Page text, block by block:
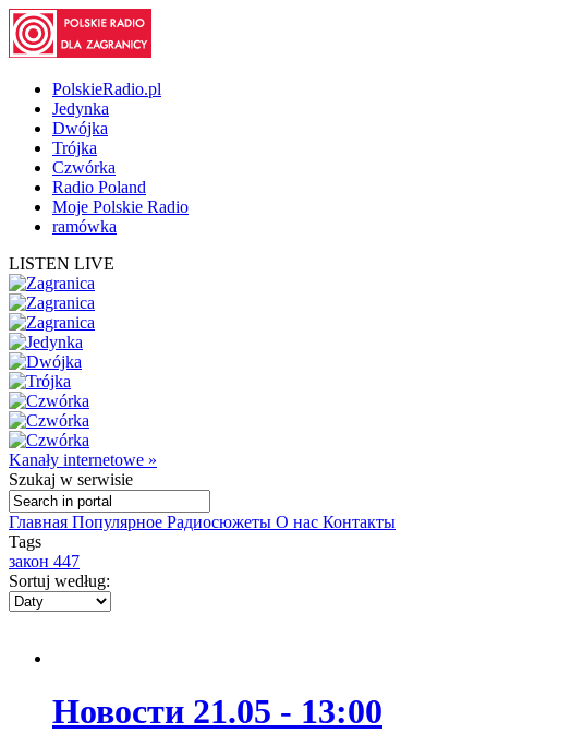
PolskieRadio.pl
Jedynka
Dwójka
Trójka
Czwórka
Radio Poland
Moje Polskie Radio
ramówka
LISTEN LIVE
Kanały internetowe »
Szukaj w serwisie
Главная Популярное Радиосюжеты О нас Контакты
Tags
закон 447
Sortuj według:
Новости 21.05 - 13:00